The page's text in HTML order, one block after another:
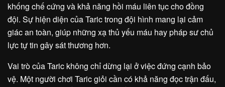
khống chế cứng và khả năng hồi máu liên tục cho đồng
đội. Sự hiện diện của Taric trong đội hình mang lại cảm
giác an toàn, giúp những xạ thủ yếu máu hay pháp sư chủ
lực tự tin gây sát thương hơn.
Vai trò của Taric không chỉ dừng lại ở việc đứng cạnh bảo
vệ. Một người chơi Taric giỏi cần có khả năng đọc trận đấu,